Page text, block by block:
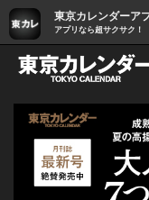
東京カレンダーア
アプリなら超サクサク！